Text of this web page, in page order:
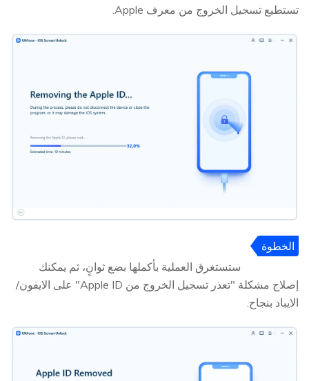
تستطيع تسجيل الخروج من معرف Apple.
الخطوة
ستستغرق العملية بأكملها بضع ثوانٍ، ثم يمكنك
إصلاح مشكلة "تعذر تسجيل الخروج من Apple ID" على الايفون/
الايباد بنجاح.